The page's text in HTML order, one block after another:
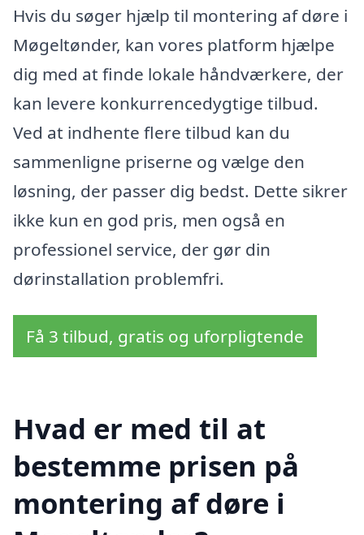
Hvis du søger hjælp til montering af døre i
Møgeltønder, kan vores platform hjælpe
dig med at finde lokale håndværkere, der
kan levere konkurrencedygtige tilbud.
Ved at indhente flere tilbud kan du
sammenligne priserne og vælge den
løsning, der passer dig bedst. Dette sikrer
ikke kun en god pris, men også en
professionel service, der gør din
dørinstallation problemfri.
Få 3 tilbud, gratis og uforpligtende
Hvad er med til at
bestemme prisen på
montering af døre i